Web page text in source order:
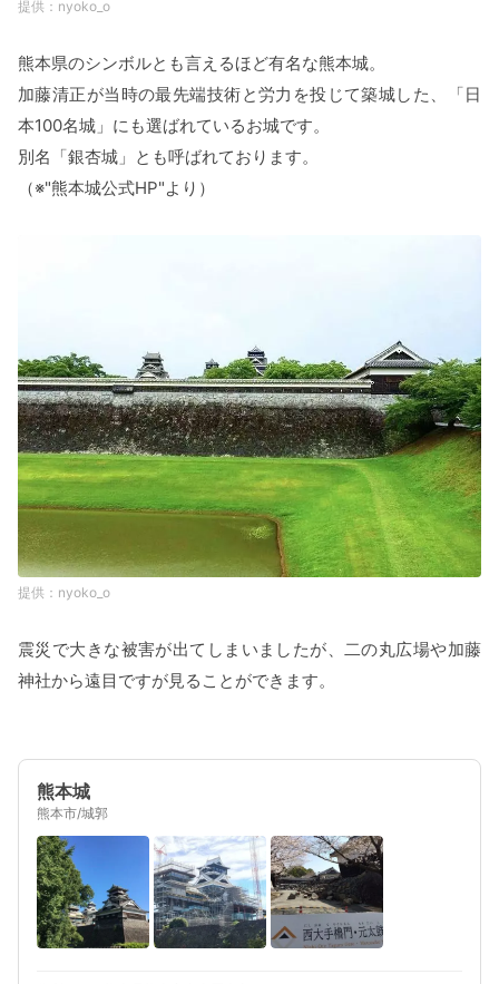
nyoko_o
熊本県のシンボルとも言えるほど有名な熊本城。
加藤清正が当時の最先端技術と労力を投じて築城した、「日
本100名城」にも選ばれているお城です。
別名「銀杏城」とも呼ばれております。
（※"熊本城公式HP"より）
nyoko_o
震災で大きな被害が出てしまいましたが、二の丸広場や加藤
神社から遠目ですが見ることができます。
熊本城
熊本市/城郭